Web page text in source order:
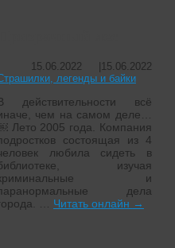
15.06.2022
15.06.2022
легенды и байки
действительности всё
чем на самом деле…
Лето 2005 года. Компания
состоящая из 4
любила сидеть в
изучая
и
дела
… Читать онлайн →